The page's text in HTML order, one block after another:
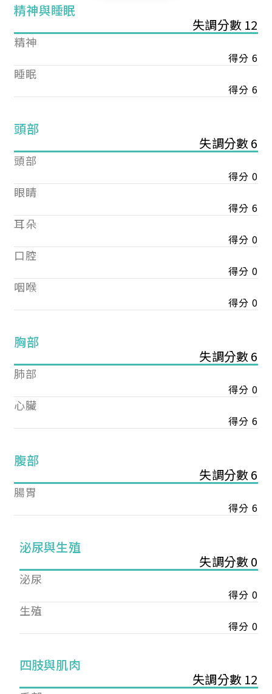
精神與睡眠
失調分數 12
精神
得分 6
睡眠
得分 6
頭部
失調分數 6
頭部
得分 0
眼睛
得分 6
耳朵
得分 0
口腔
得分 0
咽喉
得分 0
胸部
失調分數 6
肺部
得分 0
心臟
得分 6
腹部
失調分數 6
腸胃
得分 6
泌尿與生殖
失調分數 0
泌尿
得分 0
生殖
得分 0
四肢與肌肉
失調分數 12
您已成功送出會員申請
您好，您的會員申請，已成功送出，經本協會理事